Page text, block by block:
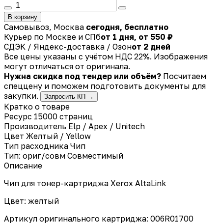
В корзину
Самовывоз, Москва сегодня, бесплатно
Курьер по Москве и СПбот 1 дня, от 550 ₽
СДЭК / Яндекс-доставка / Озонот 2 дней
Все цены указаны с учётом НДС 22%. Изображения
могут отличаться от оригинала.
Нужна скидка под тендер или объём? Посчитаем
спеццену и поможем подготовить документы для
закупки.
Запросить КП →
Кратко о товаре
Ресурс 15000 страниц
Производитель Elp / Apex / Unitech
Цвет Желтый / Yellow
Тип расходника Чип
Тип: ориг/совм Совместимый
Описание
Чип для тонер-картриджа Xerox AltaLink
Цвет: желтый
Артикул оригинального картриджа: 006R01700